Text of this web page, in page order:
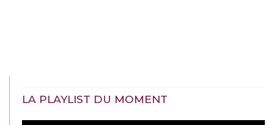
LA PLAYLIST DU MOMENT